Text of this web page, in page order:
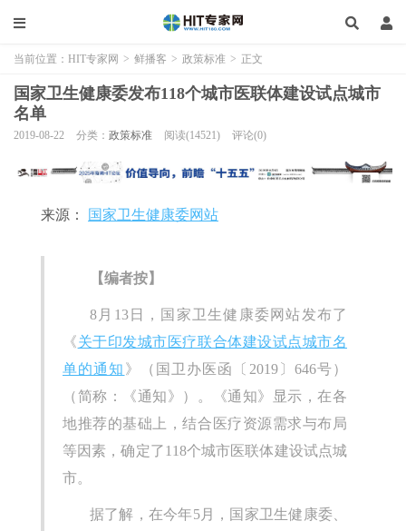
当前位置： HIT专家网 > 鲜播客 > 政策标准 > 正文
国家卫生健康委发布118个城市医联体建设试点城市
名单
2019-08-22 分类： 政策标准 阅读(14521) 评论(0)
来源： 国家卫生健康委网站
【编者按】
8月13日，国家卫生健康委网站发布了
《关于印发城市医疗联合体建设试点城市名
单的通知 》（国卫办医函〔2019〕646号）
（简称：《通知》）。《通知》显示，在各
地推荐的基础上，结合医疗资源需求与布局
等因素，确定了118个城市医联体建设试点城
市。
据了解，在今年5月，国家卫生健康委、